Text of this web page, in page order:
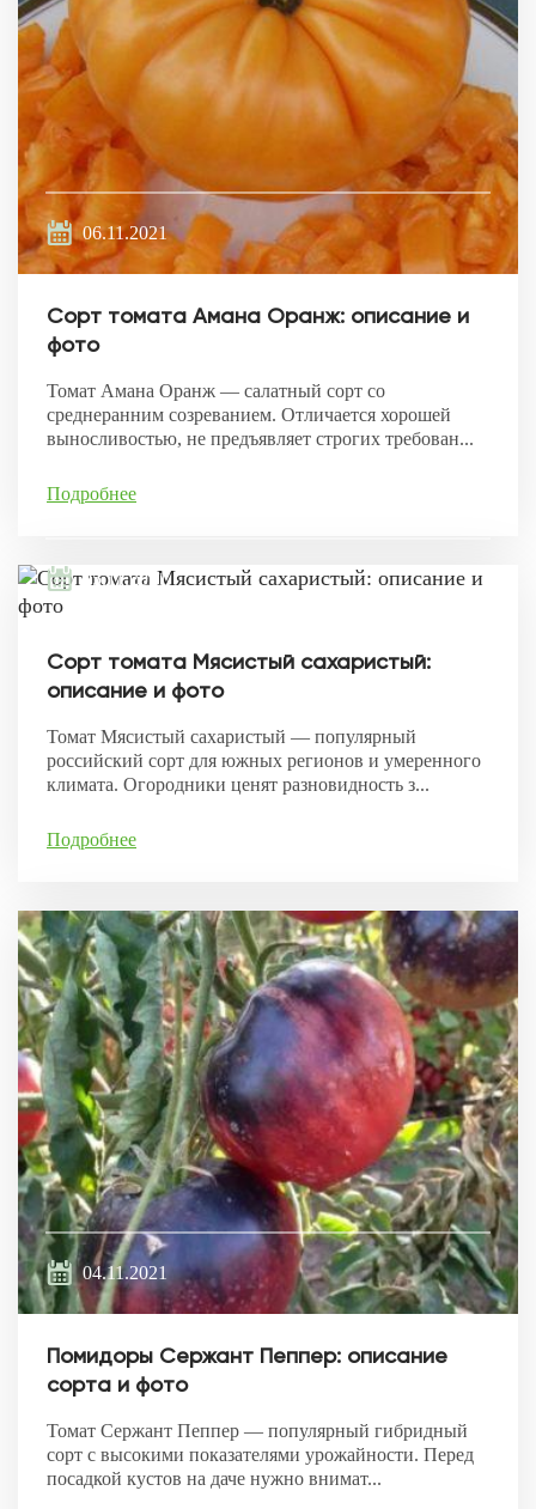
06.11.2021
Сорт томата Амана Оранж: описание и
фото
Томат Амана Оранж — салатный сорт со
среднеранним созреванием. Отличается хорошей
выносливостью, не предъявляет строгих требован...
Подробнее
05.11.2021
Сорт томата Мясистый сахаристый:
описание и фото
Томат Мясистый сахаристый — популярный
российский сорт для южных регионов и умеренного
климата. Огородники ценят разновидность з...
Подробнее
04.11.2021
Помидоры Сержант Пеппер: описание
сорта и фото
Томат Сержант Пеппер — популярный гибридный
сорт с высокими показателями урожайности. Перед
посадкой кустов на даче нужно внимат...